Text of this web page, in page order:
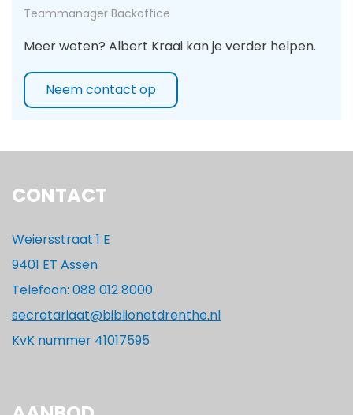
Teammanager Backoffice
Meer weten? Albert Kraai kan je verder helpen.
Neem contact op
CONTACT
Weiersstraat 1 E
9401 ET Assen
Telefoon: 088 012 8000
secretariaat@biblionetdrenthe.nl
KvK nummer 41017595